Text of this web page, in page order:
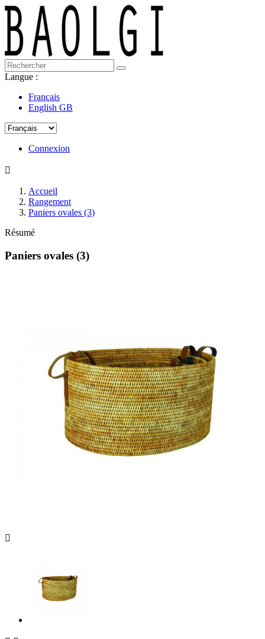
Langue :
Français
English GB
Connexion

Accueil
Rangement
Paniers ovales (3)
Résumé
Paniers ovales (3)
